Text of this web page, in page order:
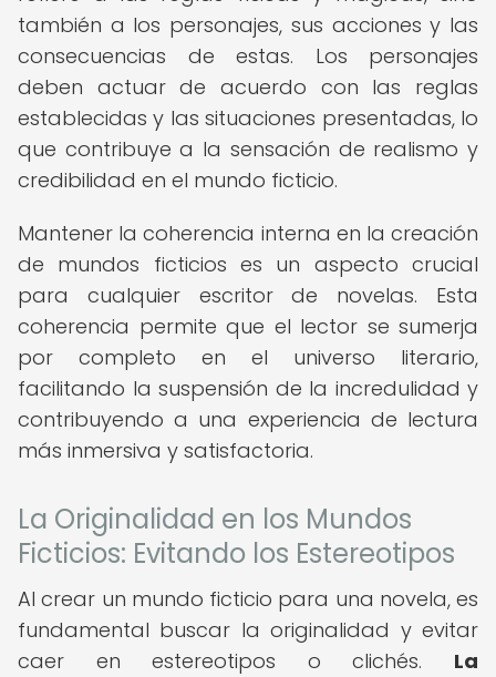
también a los personajes, sus acciones y las
consecuencias de estas. Los personajes
deben actuar de acuerdo con las reglas
establecidas y las situaciones presentadas, lo
que contribuye a la sensación de realismo y
credibilidad en el mundo ficticio.
Mantener la coherencia interna en la creación
de mundos ficticios es un aspecto crucial
para cualquier escritor de novelas. Esta
coherencia permite que el lector se sumerja
por completo en el universo literario,
facilitando la suspensión de la incredulidad y
contribuyendo a una experiencia de lectura
más inmersiva y satisfactoria.
La Originalidad en los Mundos
Ficticios: Evitando los Estereotipos
Al crear un mundo ficticio para una novela, es
fundamental buscar la originalidad y evitar
caer en estereotipos o clichés. La